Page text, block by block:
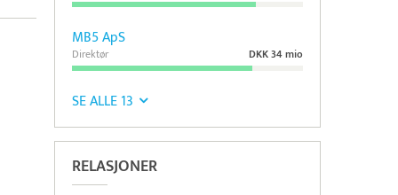
MB5 ApS
DKK 34 mio
Direktør
SE ALLE 13
RELASJONER